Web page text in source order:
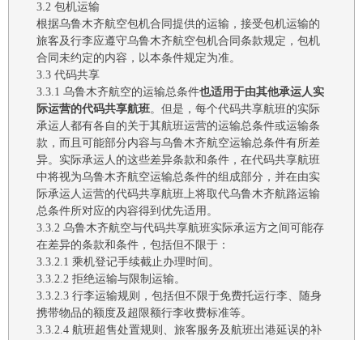
3.2 包机运输
根据乌鲁木齐航空包机合同提供的运输，接受包机运输的
旅客及行李应遵守乌鲁木齐航空包机合同条款规定，包机
合同未约定的内容，以本条件规定为准。
3.3 代码共享
3.3.1 乌鲁木齐航空的运输总条件也适用于由其他承运人实
际运营的代码共享航班。但是，每个代码共享航班的实际
承运人都有各自的关于其航班运营的运输总条件或运输条
款，而且可能部分内容与乌鲁木齐航空运输总条件有所差
异。实际承运人的这些差异条款和条件，在代码共享航班
中将视为乌鲁木齐航空运输总条件的组成部分，并在由实
际承运人运营的代码共享航班上将取代乌鲁木齐航路运输
总条件所对应的内容得到优先适用。
3.3.2 乌鲁木齐航空与代码共享航班实际承运方之间可能存
在差异的条款和条件，包括但不限于：
3.3.2.1 乘机登记手续截止办理时间 。
3.3.2.2 拒绝运输与限制运输。
3.3.2.3 行李运输规则， 包括但不限于免费托运行李、随身
携带物品的额度及超限额行李收费标准等。
3.3.2.4 航班超售处置规则、旅客服务及航班出港延误的补